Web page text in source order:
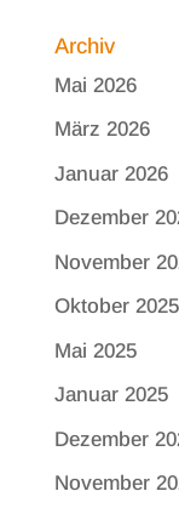
Archiv
Mai 2026
März 2026
Januar 2026
Dezember
November
Oktober 2025
Mai 2025
Januar 2025
Dezember
November